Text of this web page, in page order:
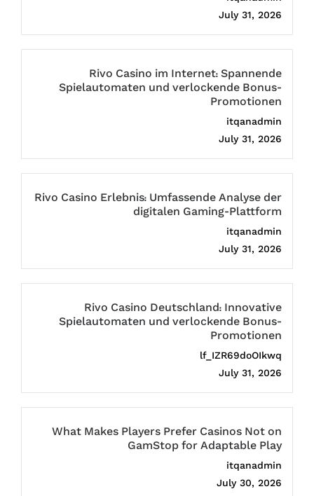
July 31, 2026
Rivo Casino im Internet: Spannende
Spielautomaten und verlockende Bonus-
Promotionen
itqanadmin
July 31, 2026
Rivo Casino Erlebnis: Umfassende Analyse der
digitalen Gaming-Plattform
itqanadmin
July 31, 2026
Rivo Casino Deutschland: Innovative
Spielautomaten und verlockende Bonus-
Promotionen
lf_IZR69doOIkwq
July 31, 2026
What Makes Players Prefer Casinos Not on
GamStop for Adaptable Play
itqanadmin
July 30, 2026